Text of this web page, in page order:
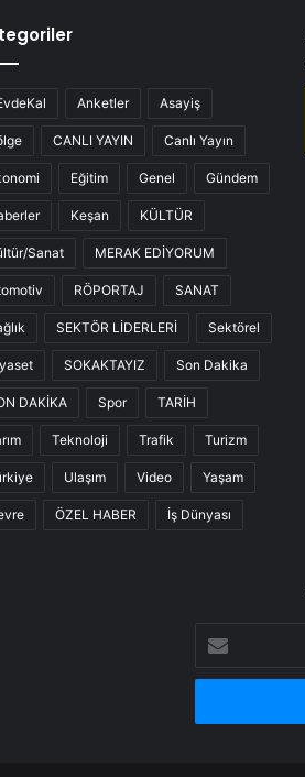
Anketler Asayiş
CANLI YAYIN Canlı Yayın
Eğitim Genel Gündem
Keşan KÜLTÜR
Sanat MERAK EDİYORUM
RÖPORTAJ SANAT
SEKTÖR LİDERLERİ Sektörel
SOKAKTAYIZ Son Dakika
DAKİKA Spor TARİH
Teknoloji Trafik Turizm
Ulaşım Video Yaşam
ÖZEL HABER İş Dünyası
Posta
adresinizi